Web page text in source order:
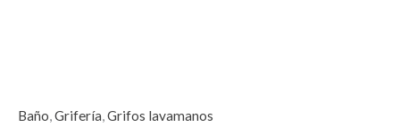
Baño,Grifería,Grifos lavamanos